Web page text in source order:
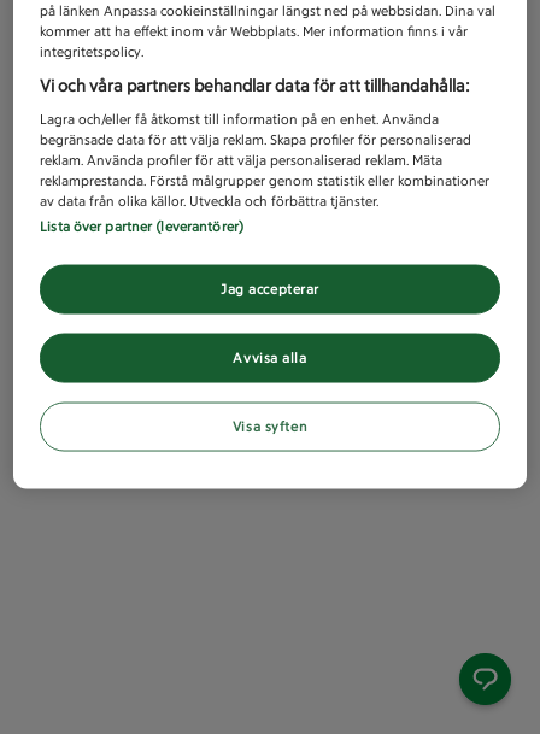
på länken Anpassa cookieinställningar längst ned på webbsidan. Dina val
kommer att ha effekt inom vår Webbplats. Mer information finns i vår
integritetspolicy.
Vi och våra partners behandlar data för att tillhandahålla:
Lagra och/eller få åtkomst till information på en enhet. Använda
begränsade data för att välja reklam. Skapa profiler för personaliserad
reklam. Använda profiler för att välja personaliserad reklam. Mäta
reklamprestanda. Förstå målgrupper genom statistik eller kombinationer
av data från olika källor. Utveckla och förbättra tjänster.
Lista över partner (leverantörer)
Avvisa alla
Jag accepterar
Visa syften